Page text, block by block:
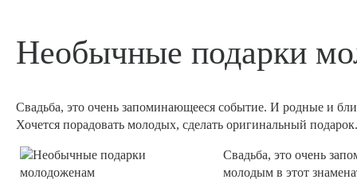
Необычные подарки
Свадьба, это очень запоминающееся событие. И родные и
Хочется порадовать молодых, сделать оригинальный подарок.
Свадьба, это очень
молодым в этот